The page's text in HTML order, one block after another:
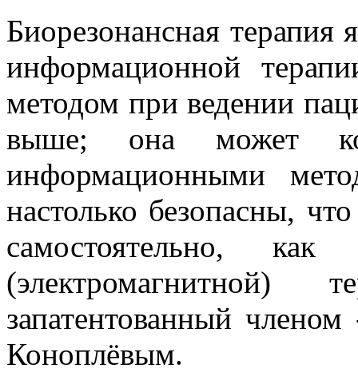
Биорезонансная терапия
информационной
методом при ведении
выше; она может
информационными
настолько безопасны,
самостоятельно,
(электромагнитной)
запатентованный
Коноплёвым.